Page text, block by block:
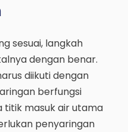
sesuai, langkah
dengan benar.
diikuti dengan
berfungsi
titik masuk air utama
penyaringan